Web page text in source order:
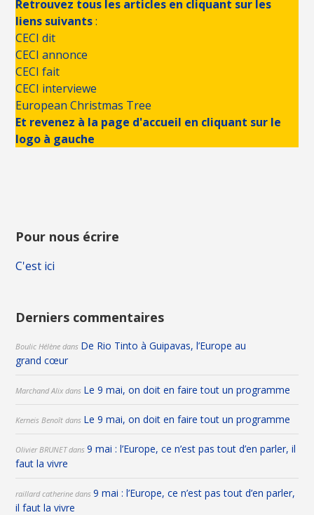
Retrouvez tous les articles en cliquant sur les
liens suivants:
CECI dit
CECI annonce
CECI fait
CECI interviewe
European Christmas Tree
Et revenez à la page d'accueil en cliquant sur le
logo à gauche
Pour nous écrire
C'est ici
Derniers commentaires
Boulic Hélène dans De Rio Tinto à Guipavas, l’Europe au
grand cœur
Marchand Alix dans Le 9 mai, on doit en faire tout un programme
Kerneis Benoît dans Le 9 mai, on doit en faire tout un programme
Olivier BRUNETdans9 mai : l’Europe, ce n’est pas tout d’en parler, il
faut la vivre
raillard catherine dans9 mai : l’Europe, ce n’est pas tout d’en parler,
il faut la vivre